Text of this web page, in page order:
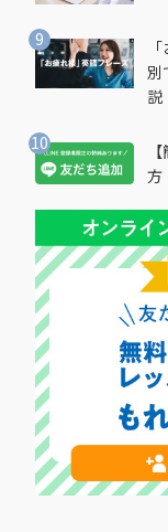
別
説
方